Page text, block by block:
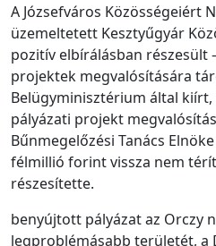
A Józsefváros Közösségeiért
üzemeltetett Kesztyűgyár
pozitív elbírálásban részesült
projektek megvalósítására
Belügyminisztérium által kiírt,
pályázati projekt
Bűnmegelőzési Tanács
félmillió forint vissza nem
részesítette.
benyújtott pályázat az Orczy
legproblémásabb területét, a